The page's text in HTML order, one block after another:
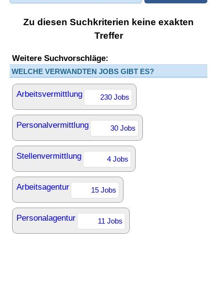
Zu diesen Suchkriterien keine exakten
Treffer
Weitere Suchvorschläge:
WELCHE VERWANDTEN JOBS GIBT ES?
Arbeitsvermittlung 230 Jobs
Personalvermittlung 30 Jobs
Stellenvermittlung 4 Jobs
Arbeitsagentur 15 Jobs
Personalagentur 11 Jobs